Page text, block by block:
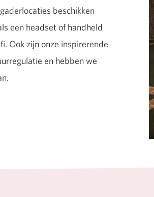
beschikken
een headset of handheld
Ook zijn onze inspirerende
en hebben we